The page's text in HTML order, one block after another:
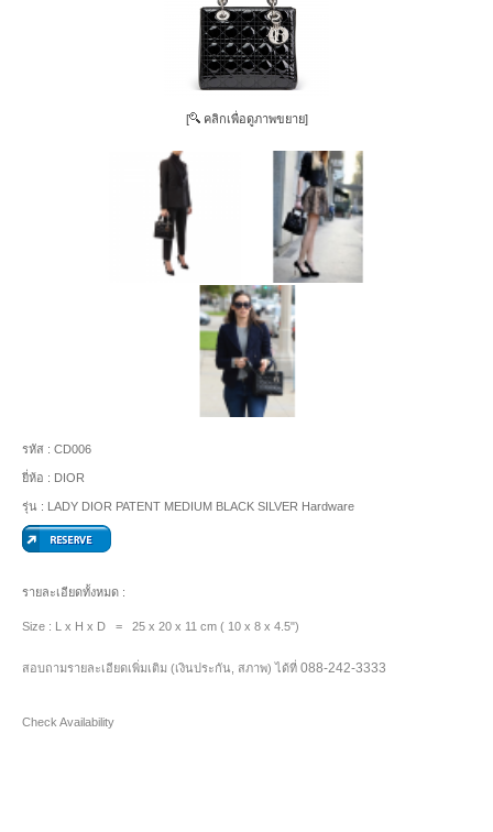
[ คลิกเพื่อดูภาพขยาย]
รหัส : CD006
ยี่ห้อ : DIOR
รุ่น : LADY DIOR PATENT MEDIUM BLACK SILVER Hardware
รายละเอียดทั้งหมด :
Size : L x H x D = 25 x 20 x 11 cm ( 10 x 8 x 4.5")
สอบถามรายละเอียดเพิ่มเติม (เงินประกัน, สภาพ) ได้ที่ 088-242-3333
Check Availability